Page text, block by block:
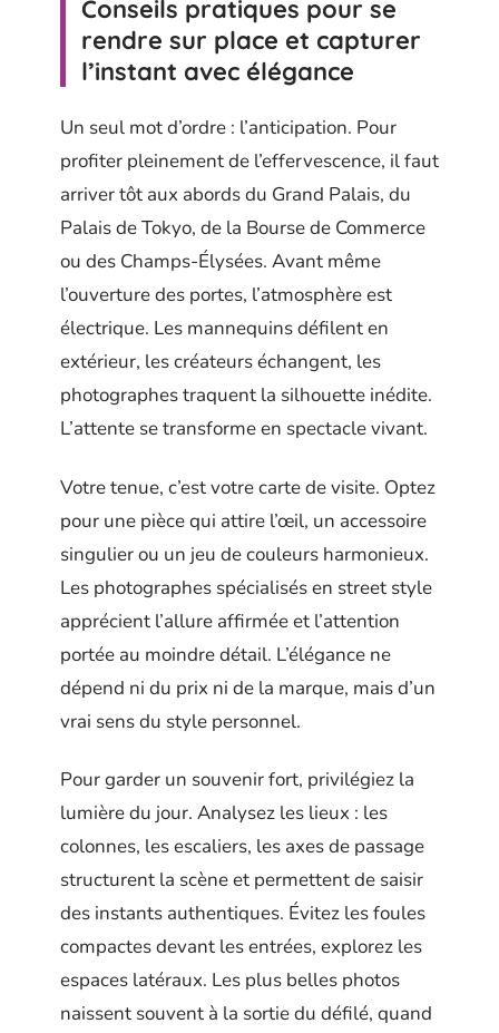
Conseils pratiques pour se
rendre sur place et capturer
l’instant avec élégance
Un seul mot d’ordre : l’anticipation. Pour
profiter pleinement de l’effervescence, il faut
arriver tôt aux abords du Grand Palais, du
Palais de Tokyo, de la Bourse de Commerce
ou des Champs-Élysées. Avant même
l’ouverture des portes, l’atmosphère est
électrique. Les mannequins défilent en
extérieur, les créateurs échangent, les
photographes traquent la silhouette inédite.
L’attente se transforme en spectacle vivant.
Votre tenue, c’est votre carte de visite. Optez
pour une pièce qui attire l’œil, un accessoire
singulier ou un jeu de couleurs harmonieux.
Les photographes spécialisés en street style
apprécient l’allure affirmée et l’attention
portée au moindre détail. L’élégance ne
dépend ni du prix ni de la marque, mais d’un
vrai sens du style personnel.
Pour garder un souvenir fort, privilégiez la
lumière du jour. Analysez les lieux : les
colonnes, les escaliers, les axes de passage
structurent la scène et permettent de saisir
des instants authentiques. Évitez les foules
compactes devant les entrées, explorez les
espaces latéraux. Les plus belles photos
naissent souvent à la sortie du défilé, quand